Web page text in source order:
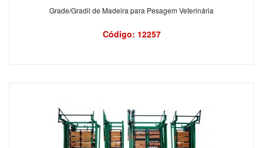
Grade/Gradil de Madeira para Pesagem Veterinária
Código: 12257